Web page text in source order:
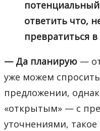
ответить что,
превратиться
— Да планирую —
уже можем
предложении,
«открытым» — с
уточнениями,